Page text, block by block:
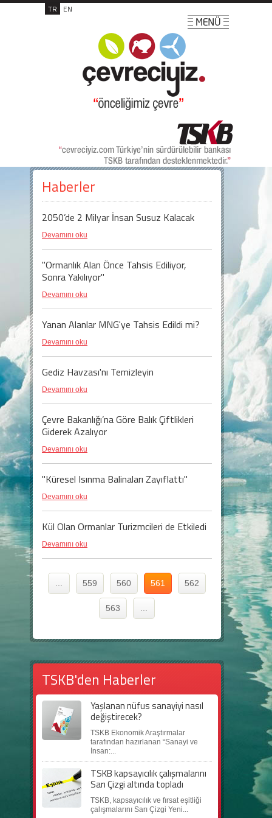
TR EN
Haberler
2050’de 2 Milyar İnsan Susuz Kalacak
Devamını oku
"Ormanlık Alan Önce Tahsis Ediliyor,
Sonra Yakılıyor"
Devamını oku
Yanan Alanlar MNG'ye Tahsis Edildi mi?
Devamını oku
Gediz Havzası'nı Temizleyin
Devamını oku
Çevre Bakanlığı’na Göre Balık Çiftlikleri
Giderek Azalıyor
Devamını oku
"Küresel Isınma Balinaları Zayıflattı"
Devamını oku
Kül Olan Ormanlar Turizmcileri de Etkiledi
Devamını oku
559 560 561 562
563
TSKB'den Haberler
Yaşlanan nüfus sanayiyi nasıl
değiştirecek?
TSKB Ekonomik Araştırmalar
tarafından hazırlanan “Sanayi ve
İnsan:...
TSKB kapsayıcılık çalışmalarını
Sarı Çizgi altında topladı
TSKB, kapsayıcılık ve fırsat eşitliği
çalışmalarını Sarı Çizgi Yeni...